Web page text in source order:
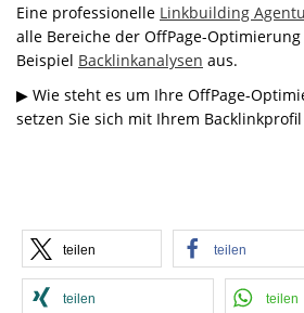
Eine professionelle Linkbuilding
alle Bereiche der OffPage-
Beispiel Backlinkanalysen aus.
▶ Wie steht es um Ihre OffPage-
setzen Sie sich mit Ihrem
teilen teilen
teilen teilen